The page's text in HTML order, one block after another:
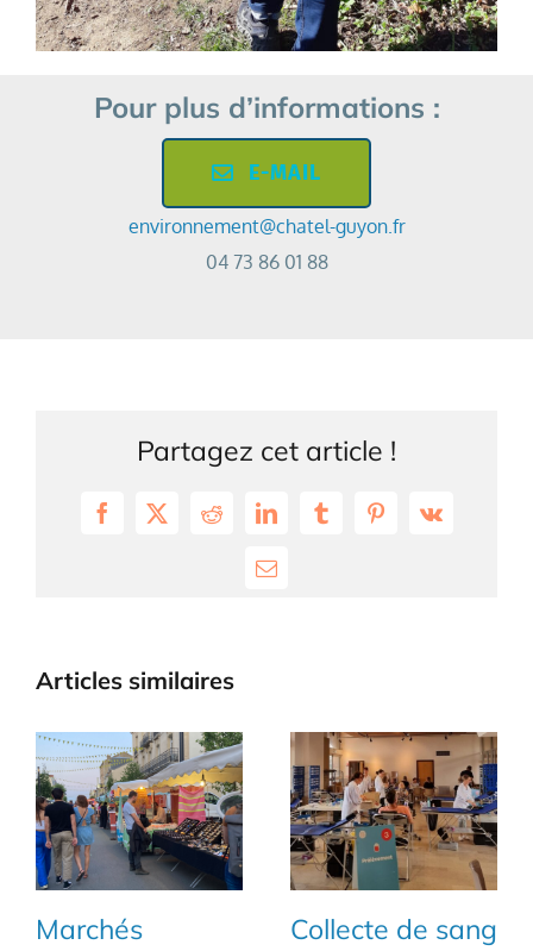
Pour plus d’informations :
E-MAIL
environnement@chatel-guyon.fr
04 73 86 01 88
Partagez cet article !
Facebook
X RedditLinkedInTumblrPinterest
Vk
Email
Articles similaires
Marchés
Collecte de sang